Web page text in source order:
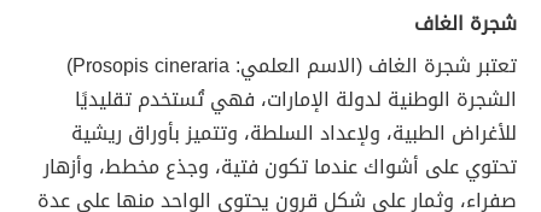
شجرة الغاف
تعتبر شجرة الغاف (الاسم العلمي: Prosopis cineraria)
الشجرة الوطنية لدولة الإمارات، فهي تُستخدم تقليديًا
للأغراض الطبية، ولإعداد السلطة، وتتميز بأوراق ريشية
تحتوي على أشواك عندما تكون فتية، وجذع مخطط، وأزهار
صفراء، وثمار على شكل قرون يحتوي الواحد منها على عدة